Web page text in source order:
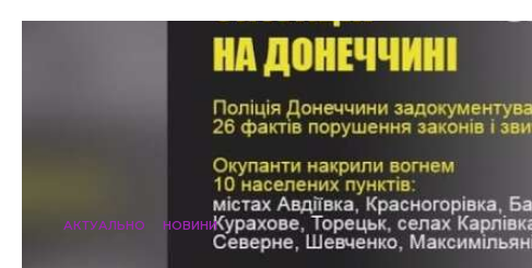
АКТУАЛЬНО НОВИНИ